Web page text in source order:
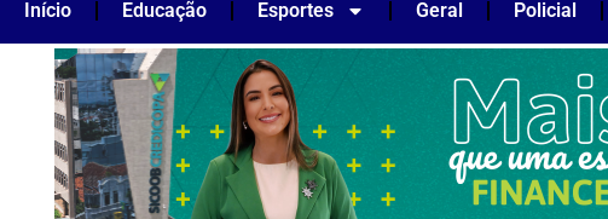
Início Educação Esportes Geral Policial